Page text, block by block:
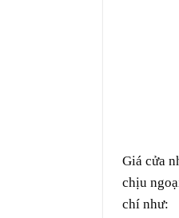
Giá cửa
chịu
chí như: